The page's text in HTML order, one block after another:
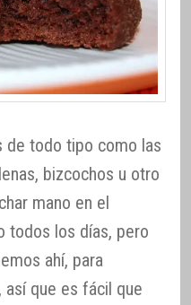
de todo tipo como las
bizcochos u otro
mano en el
todos los días, pero
ahí, para
que es fácil que